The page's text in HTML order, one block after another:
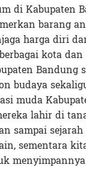
di Kabupaten
barang
harga diri
kota
Bandung
budaya
muda
lahir di
sampai
sementara